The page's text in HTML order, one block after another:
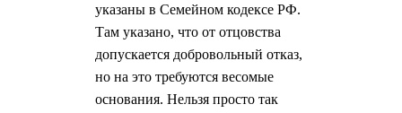
указаны в Семейном кодексе РФ.
Там указано, что от отцовства
допускается добровольный отказ,
но на это требуются весомые
основания. Нельзя просто так